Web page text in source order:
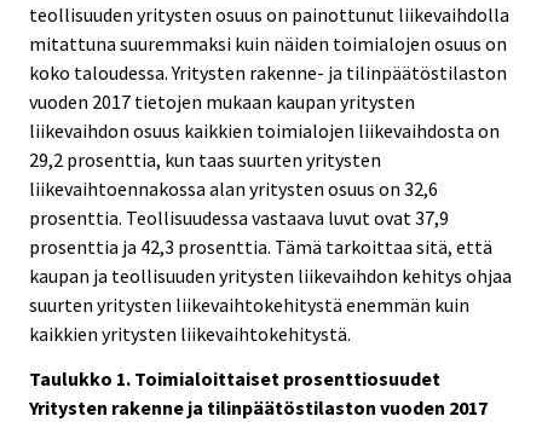
teollisuuden yritysten osuus on painottunut liikevaihdolla
mitattuna suuremmaksi kuin näiden toimialojen osuus on
koko taloudessa. Yritysten rakenne- ja tilinpäätöstilaston
vuoden 2017 tietojen mukaan kaupan yritysten
liikevaihdon osuus kaikkien toimialojen liikevaihdosta on
29,2 prosenttia, kun taas suurten yritysten
liikevaihtoennakossa alan yritysten osuus on 32,6
prosenttia. Teollisuudessa vastaava luvut ovat 37,9
prosenttia ja 42,3 prosenttia. Tämä tarkoittaa sitä, että
kaupan ja teollisuuden yritysten liikevaihdon kehitys ohjaa
suurten yritysten liikevaihtokehitystä enemmän kuin
kaikkien yritysten liikevaihtokehitystä.
Taulukko 1. Toimialoittaiset prosenttiosuudet
Yritysten rakenne ja tilinpäätöstilaston vuoden 2017